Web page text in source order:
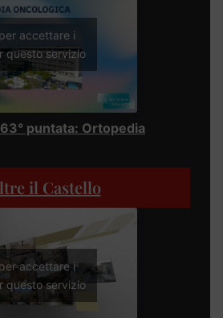
accettare i
questo servizio
puntata: Ortopedia
il Castello
accettare i
questo servizio